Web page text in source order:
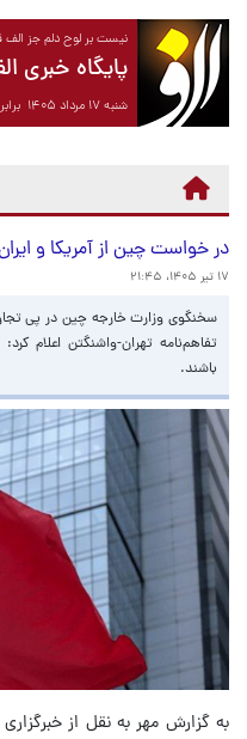
نیست بر لوح دلم جز الف
پایگاه خبری
شنبه ۱۷ مرداد ۱۴۰۵ برابر با ۰۸ آگوست ۲۰۲۶
در خواست چین از آمریکا و
۱۷ تیر ۱۴۰۵، ۲۱:۴۵
سخنگوی وزارت خارجه چین در پی
تفاهم‌نامه تهران-واشنگتن اعلام
باشند.
به گزارش مهر به نقل از